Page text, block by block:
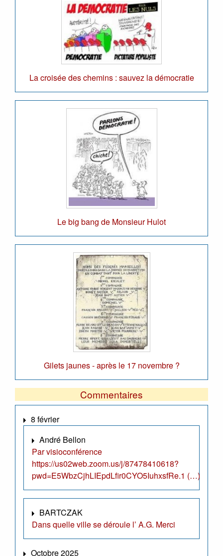
La croisée des chemins : sauvez la démocratie
Le big bang de Monsieur Hulot
Gilets jaunes - après le 17 novembre ?
Commentaires
8 février
André Bellon
Par visioconférence
https://us02web.zoom.us/j/87478410618?
pwd=E5WbzCjhLIEpdLfir0CYO5IuhxsfRe.1 (…)
BARTCZAK
Dans quelle ville se déroule l’ A.G. Merci
Octobre 2025